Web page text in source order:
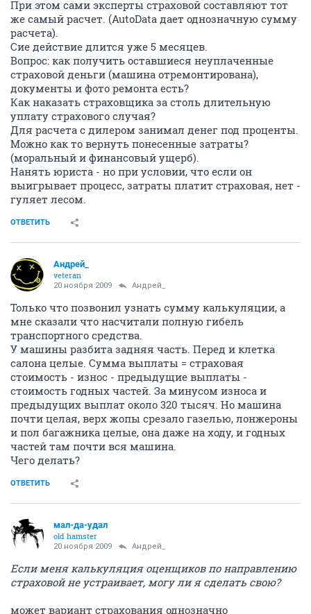
При этом сами эксперты страховой составляют тот
же самый расчет. (AutoData дает однозначную сумму
расчета).
Сие действие длится уже 5 месяцев.
Вопрос: как получить оставшиеся неуплаченные
страховой деньги (машина отремонтирована),
документы и фото ремонта есть?
Как наказать страховщика за столь длительную
уплату страхового случая?
Для расчета с дилером занимал денег под проценты.
Можно как то вернуть понесенные затраты?
(моральный и финансовый ущерб).
Нанять юриста - но при условии, что если он
выигрывает процесс, затраты платит страховая, нет -
гуляет лесом.
ОТВЕТИТЬ
Андрей_
veteran
20 ноября 2009 Андрей_
Только что позвонил узнать сумму калькуляции, а
мне сказали что насчитали полную гибель
транспортного средства.
У машины разбита задняя часть. Перед и клетка
салона целые. Сумма выплаты = страховая
стоимость - износ - предыдущие выплаты -
стоимость годных частей. За минусом износа и
предыдущих выплат около 320 тысяч. Но машина
почти целая, верх жопы срезало газелью, лонжероны
и пол багажника целые, она даже на ходу, и годных
частей там почти вся машина.
Чего делать?
ОТВЕТИТЬ
мал-да-удал
old hamster
20 ноября 2009 Андрей_
Если меня калькуляция оценщиков по направлению
страховой не устраивает, могу ли я сделать свою?
может вариант страхования однозначно